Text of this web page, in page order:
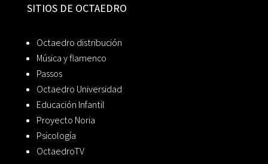
SITIOS DE OCTAEDRO
Octaedro distribución
Música y flamenco
Passos
Octaedro Universidad
Educación Infantil
Proyecto Noria
Psicología
OctaedroTV